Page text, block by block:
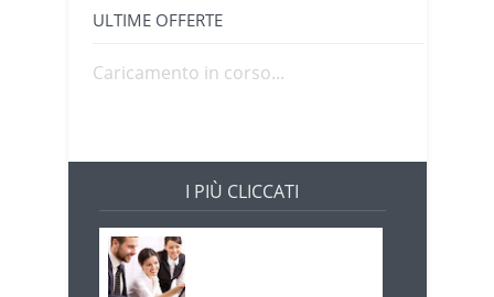
ULTIME OFFERTE
Caricamento in corso...
I PIÙ CLICCATI